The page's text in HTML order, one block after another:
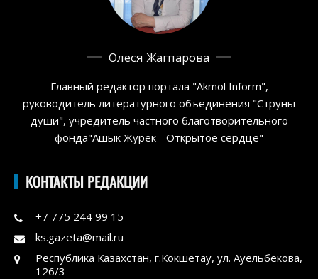
Олеся Жагпарова
Главный редактор портала "Akmol Inform",
руководитель литературного объединения "Струны
души", учредитель частного благотворительного
фонда"Ашык Журек - Открытое сердце"
КОНТАКТЫ РЕДАКЦИИ
+7 775 244 99 15
ks.gazeta@mail.ru
Республика Казахстан, г.Кокшетау, ул. Ауельбекова,
126/3